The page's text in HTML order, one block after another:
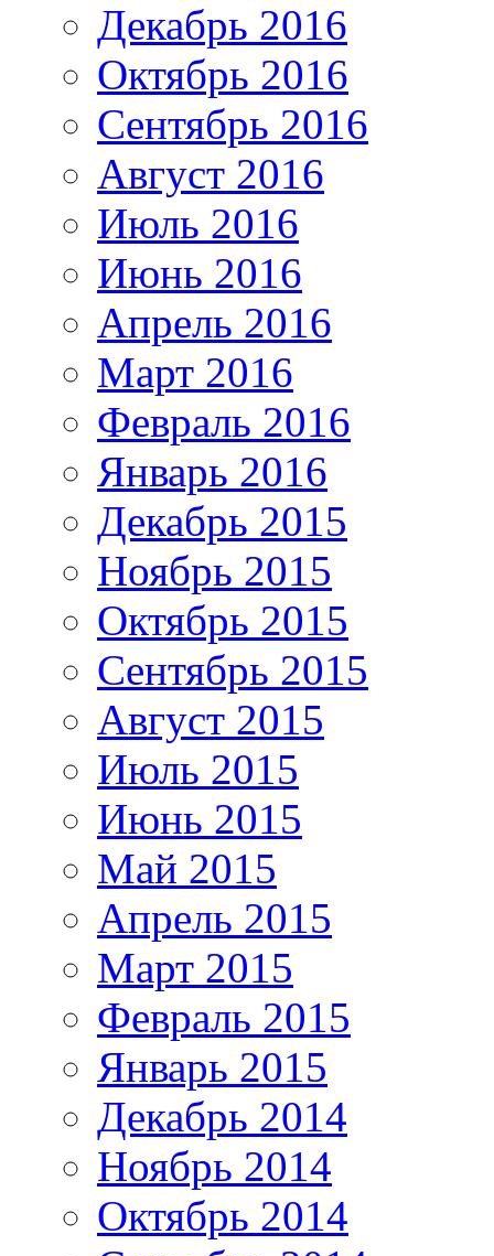
Декабрь 2016
Октябрь 2016
Сентябрь 2016
Август 2016
Июль 2016
Июнь 2016
Апрель 2016
Март 2016
Февраль 2016
Январь 2016
Декабрь 2015
Ноябрь 2015
Октябрь 2015
Сентябрь 2015
Август 2015
Июль 2015
Июнь 2015
Май 2015
Апрель 2015
Март 2015
Февраль 2015
Январь 2015
Декабрь 2014
Ноябрь 2014
Октябрь 2014